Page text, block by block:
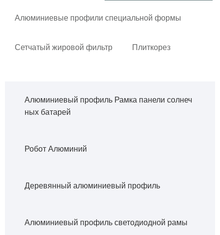
Алюминиевые профили специальной формы
Сетчатый жировой фильтр Плиткорез
Алюминиевый профиль Рамка панели солнеч
ных батарей
Робот Алюминий
Деревянный алюминиевый профиль
Алюминиевый профиль светодиодной рамы